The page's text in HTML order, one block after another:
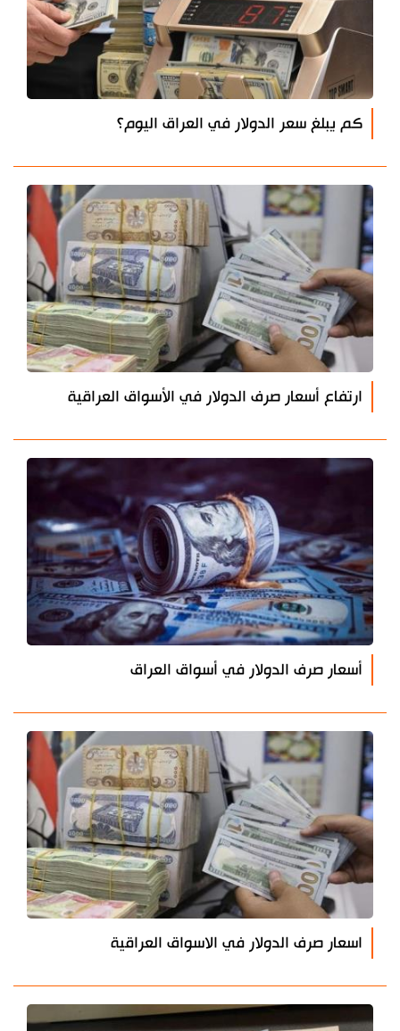
كم يبلغ سعر الدولار في العراق اليوم؟
ارتفاع أسعار صرف الدولار في الأسواق العراقية
أسعار صرف الدولار في أسواق العراق
اسعار صرف الدولار في الاسواق العراقية